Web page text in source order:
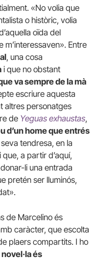
«No volia que
o històric, volia
oïda del
m’interessaven». Entre
, una cosa
i que no obstant
va sempre de la mà
escriure aquesta
altres personatges
de Yeguas exhaustas,
d’un home que entrés
seva tendresa, en la
a partir d’aquí,
li una entrada
pretén ser lluminós,
de Marcelino és
caràcter, que escolta
plaers compartits. I ho
és